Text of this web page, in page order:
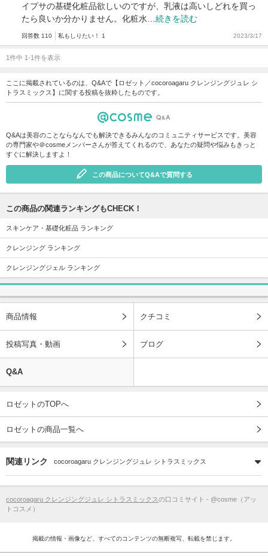
イプサの基礎化粧品欲しいのですが、乳液は高いしどれを買っ
たら良いか分かりません。化粧水… 続きを読む
回答数 110 私もしりたい！ 1 2023/3/17
1件中 1-1件を表示
ここに掲載されているのは、Q&Aで【ロゼット／cocoroagaru クレンジングジュレ シ
トラスミックス】に関する投稿を抜粋したものです。
Q&Aは美容のことならなんでも解決できるみんなのコミュニティサービスです。美容
の専門家や＠cosmeメンバーさんが答えてくれるので、あなたの疑問や悩みもきっと
すぐに解決しますよ！
この商品についてQ&Aで質問する
この商品の関連ランキングもCHECK！
スキンケア・基礎化粧品 ランキング
クレンジング ランキング
クレンジングジェル ランキング
商品情報 クチコミ
投稿写真・動画 ブログ
Q&A
ロゼットのTOPへ
ロゼットの商品一覧へ
関連リンク cocoroagaru クレンジングジュレ シトラスミックス
cocoroagaru クレンジングジュレ シトラスミックスの口コミサイト - @cosme（アッ
トコスメ）
掲載の情報・画像など、すべてのコンテンツの無断複写、転載を禁じます。